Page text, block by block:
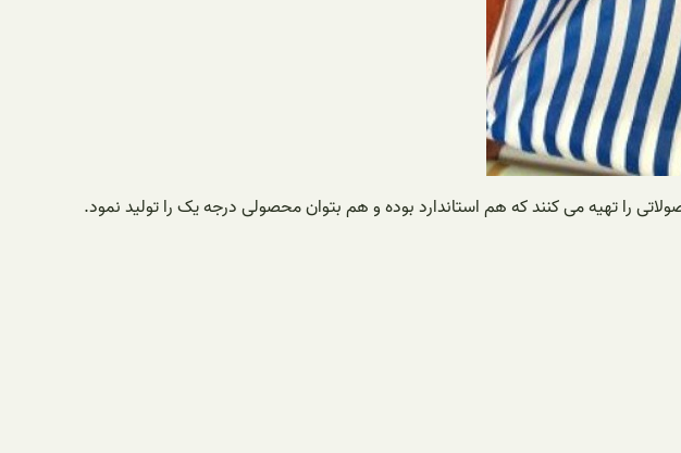
را تهیه می کنند که هم استاندارد بوده و هم بتوان محصولی درجه یک را تولید نمود.